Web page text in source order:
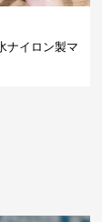
ナイロン製マ